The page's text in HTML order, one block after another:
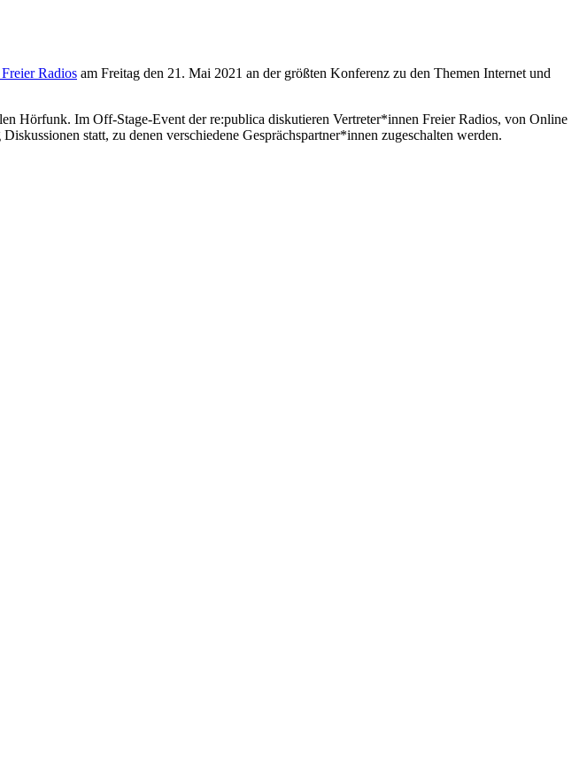
Radios am Freitag den 21. Mai 2021 an der größten Konferenz zu den Themen Internet und
Hörfunk. Im Off-Stage-Event der re:publica diskutieren Vertreter*innen Freier Radios, von Online
statt, zu denen verschiedene Gesprächspartner*innen zugeschalten werden.